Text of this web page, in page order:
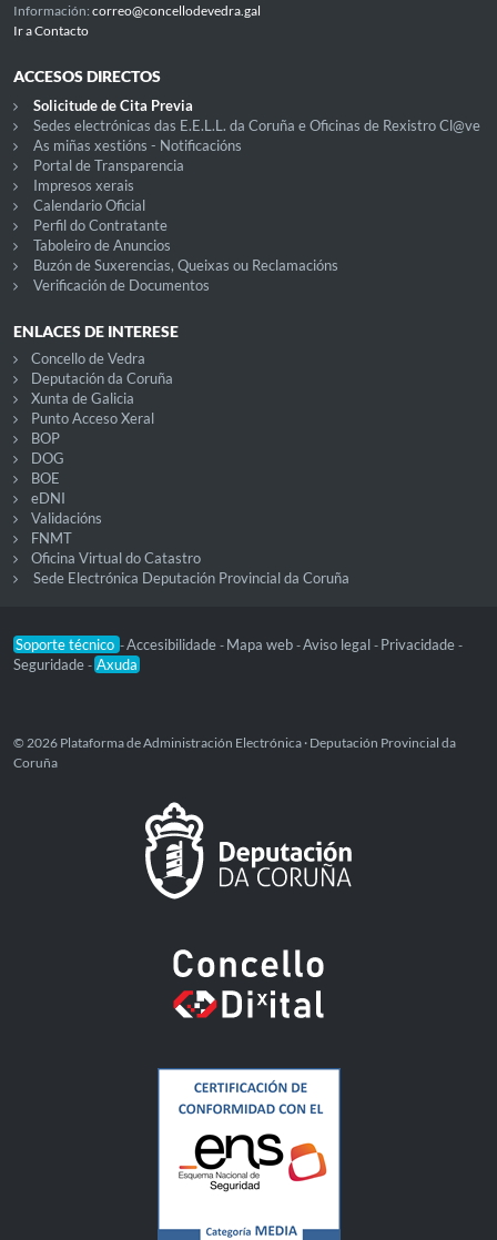
Información: correo@concellodevedra.gal
Ir a Contacto
ACCESOS DIRECTOS
Solicitude de Cita Previa
Sedes electrónicas das E.E.L.L. da Coruña e Oficinas de Rexistro Cl@ve
As miñas xestións - Notificacións
Portal de Transparencia
Impresos xerais
Calendario Oficial
Perfil do Contratante
Taboleiro de Anuncios
Buzón de Suxerencias, Queixas ou Reclamacións
Verificación de Documentos
ENLACES DE INTERESE
Concello de Vedra
Deputación da Coruña
Xunta de Galicia
Punto Acceso Xeral
BOP
DOG
BOE
eDNI
Validacións
FNMT
Oficina Virtual do Catastro
Sede Electrónica Deputación Provincial da Coruña
Soporte técnico -Accesibilidade - Mapa web -Aviso legal - Privacidade -
Seguridade - Axuda
© 2026 Plataforma de Administración Electrónica · Deputación Provincial da
Coruña